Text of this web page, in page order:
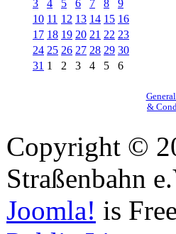
3
4 5 6 7 8
9
10 11 12 13 14 15 16
17 18 19 20 21 22 23
24 25 26 27 28 29 30
31 1 2 3 4 5 6
&
Copyright ©
Straßenbahn
Joomla! is